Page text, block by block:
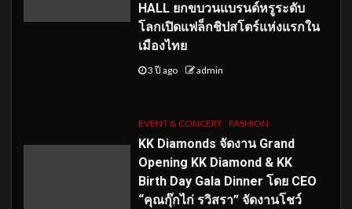
HALL ยกขบวนแบรนด์หรูระดับ
โลกเปิดแฟล็กชิปสโตร์แห่งแรกใน
เมืองไทย
3 ปี ago admin
EVENT & CONCERT FASHION
KK Diamonds จัดงาน Grand
Opening KK Diamond & KK
Birth Day Gala Dinner โดย CEO
“คุณกุ๊กไก่ รวิสรา” จัดงานโชว์